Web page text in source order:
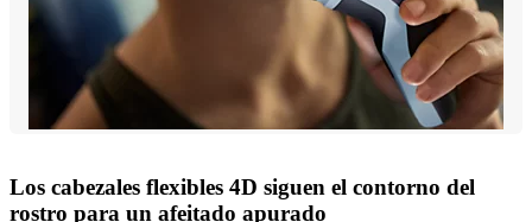
Los cabezales flexibles 4D siguen el contorno del
rostro para un afeitado apurado